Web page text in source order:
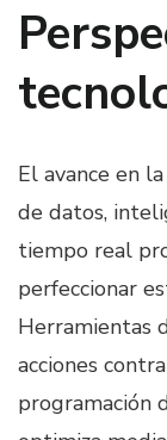
El avance en
de datos,
tiempo real
perfeccionar
Herramientas
acciones
programación